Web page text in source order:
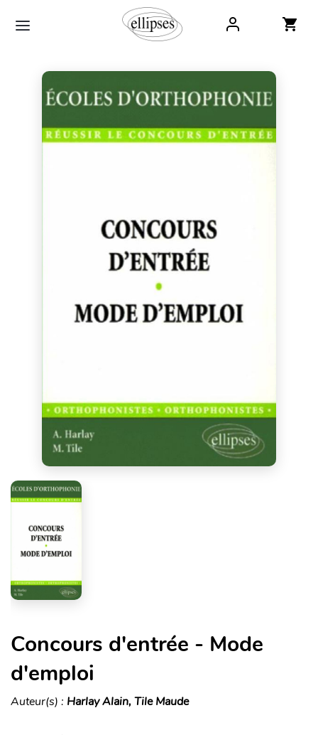
Concours d'entrée - Mode
d'emploi
Auteur(s) : Harlay Alain, Tile Maude